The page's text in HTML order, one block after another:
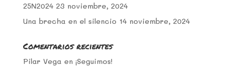
25N2024 23 noviembre, 2024
Una brecha en el silencio 14 noviembre, 2024
Comentarios recientes
Pilar Vega en ¡Seguimos!